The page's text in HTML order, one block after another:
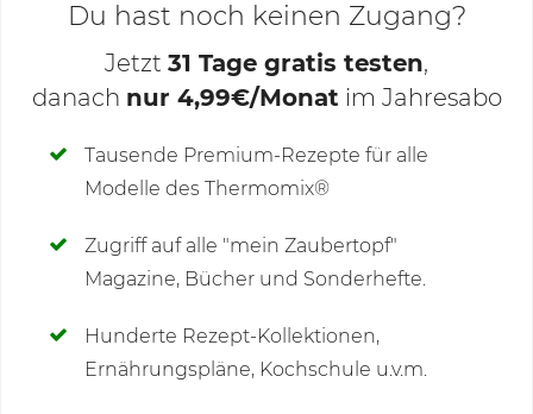
Deine Notizen
Du hast noch keinen Zugang?
Jetzt 31 Tage gratis testen,
danach nur 4,99€/Monat im Jahresabo
Tausende Premium-Rezepte für alle
Modelle des Thermomix®
Zugriff auf alle "mein Zaubertopf"
Magazine, Bücher und Sonderhefte.
Hunderte Rezept-Kollektionen,
Ernährungspläne, Kochschule u.v.m.
Kommentare(1)